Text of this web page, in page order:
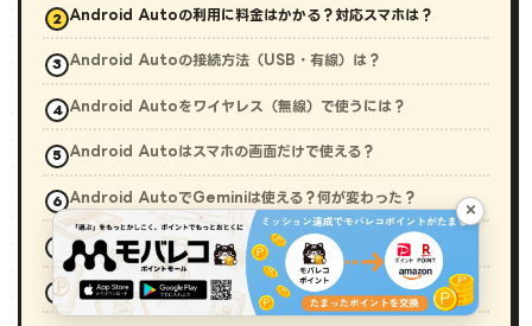
Android Autoの利用に料金はかかる？対応スマホは？
Android Autoの接続方法（USB・有線）は？
Android Autoをワイヤレス（無線）で使うには？
Android Autoはスマホの画面だけで使える？
Android AutoでGeminiは使える？何が変わった？
Android Autoがつながらない・動かないときの対処法は？
Android Autoのよくある質問
×